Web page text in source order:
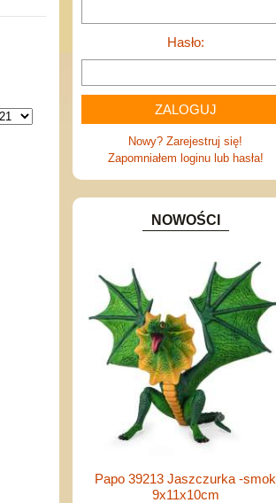
Hasło:
Nowy? Zarejestruj się!
Zapomniałem loginu lub hasła!
NOWOŚCI
Papo 39213 Jaszczurka -smok
9x11x10cm